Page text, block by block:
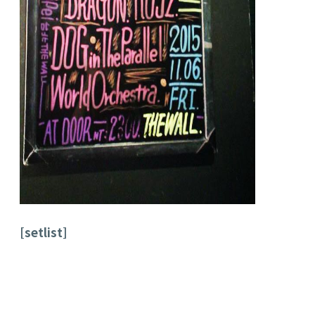
[setlist]